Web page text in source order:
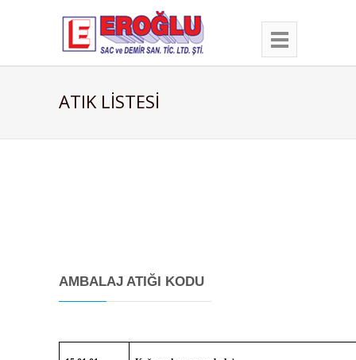
ATIK LİSTESİ
AMBALAJ ATIĞI KODU